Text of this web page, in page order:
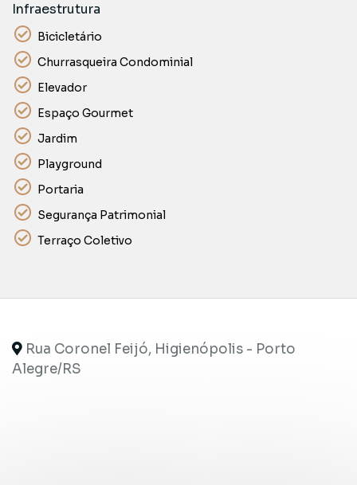
Infraestrutura
Bicicletário
Churrasqueira Condominial
Elevador
Espaço Gourmet
Jardim
Playground
Portaria
Segurança Patrimonial
Terraço Coletivo
Rua Coronel Feijó, Higienópolis - Porto
Alegre/RS